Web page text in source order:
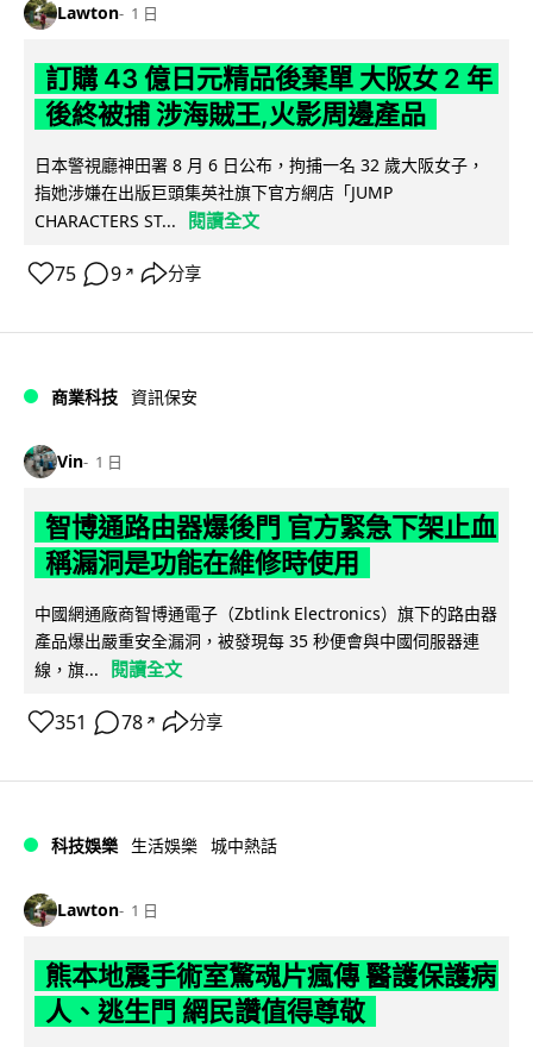
Lawton 1 日
訂購 43 億日元精品後棄單 大阪女 2 年
後終被捕 涉海賊王,火影周邊產品
日本警視廳神田署 8 月 6 日公布，拘捕一名 32 歲大阪女子，
指她涉嫌在出版巨頭集英社旗下官方網店「JUMP
CHARACTERS ST...
閱讀全文
75 9 ↗ 分享
商業科技 資訊保安
Vin 1 日
智博通路由器爆後門 官方緊急下架止血
稱漏洞是功能在維修時使用
中國網通廠商智博通電子（Zbtlink Electronics）旗下的路由器
產品爆出嚴重安全漏洞，被發現每 35 秒便會與中國伺服器連
線，旗...
閱讀全文
351 78 ↗ 分享
科技娛樂 生活娛樂 城中熱話
Lawton 1 日
熊本地震手術室驚魂片瘋傳 醫護保護病
人、逃生門 網民讚值得尊敬